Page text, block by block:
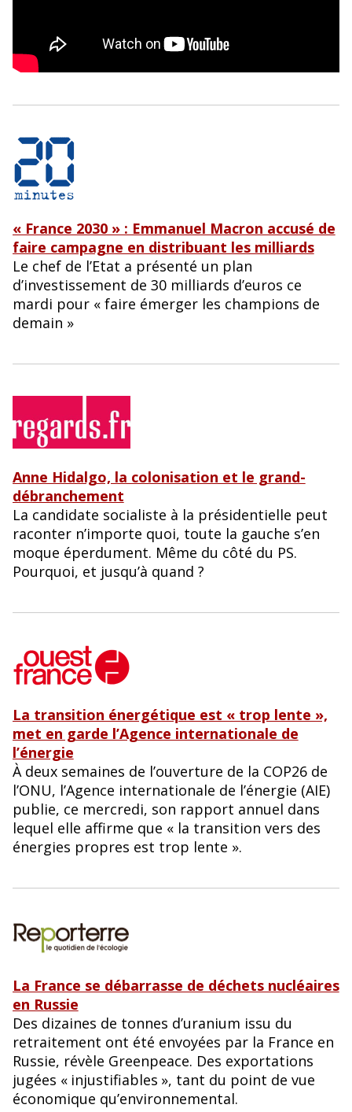
« France 2030 » : Emmanuel Macron accusé de
faire campagne en distribuant les milliards
Le chef de l’Etat a présenté un plan
d’investissement de 30 milliards d’euros ce
mardi pour « faire émerger les champions de
demain »
Anne Hidalgo, la colonisation et le grand-
débranchement
La candidate socialiste à la présidentielle peut
raconter n’importe quoi, toute la gauche s’en
moque éperdument. Même du côté du PS.
Pourquoi, et jusqu’à quand ?
La transition énergétique est « trop lente »,
met en garde l’Agence internationale de
l’énergie
À deux semaines de l’ouverture de la COP26 de
l’ONU, l’Agence internationale de l’énergie (AIE)
publie, ce mercredi, son rapport annuel dans
lequel elle affirme que « la transition vers des
énergies propres est trop lente ».
La France se débarrasse de déchets nucléaires
en Russie
Des dizaines de tonnes d’uranium issu du
retraitement ont été envoyées par la France en
Russie, révèle Greenpeace. Des exportations
jugées « injustifiables », tant du point de vue
économique qu’environnemental.